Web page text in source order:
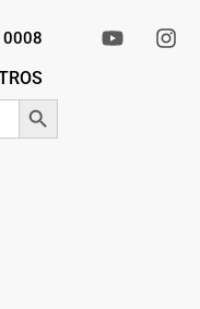
Botón de búsqueda